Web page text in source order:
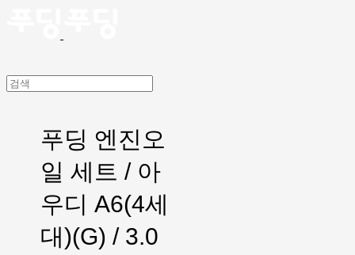
푸딩 엔진오
일 세트 / 아
우디 A6(4세
대)(G) / 3.0